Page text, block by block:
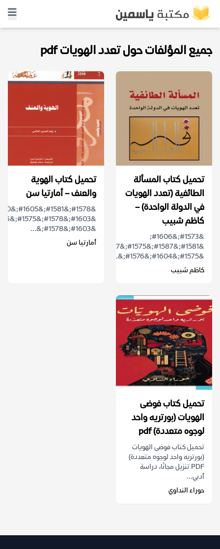
جميع المؤلفات حول تعدد الهويات pdf
تحميل كتاب المسألة
الطائفية (تعدد الهويات
في الدولة الواحدة) –
كاظم شبيب
&#1573;&#1606;
&#1575;&#1604;&#1576;&...
كاظم شبيب
تحميل كتاب الهوية
والعنف – أمارتيا سن
&#1603;&#1578;&...
أمارتيا سن
تحميل كتاب فوضى
الهويات (بورتريه واحد
لوجوه متعددة) pdf
تحميل كتاب فوضى الهويات
(بورتريه واحد لوجوه متعددة)
PDF تنزيل مجانًا، دراسة
أدبي...
حوراء النداوي